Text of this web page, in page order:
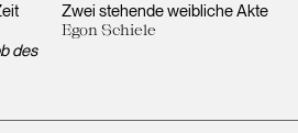
des
Zwei stehende weibliche Akte
Egon Schiele